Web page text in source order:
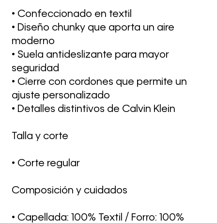
• Confeccionado en textil
• Diseño chunky que aporta un aire
moderno
• Suela antideslizante para mayor
seguridad
• Cierre con cordones que permite un
ajuste personalizado
• Detalles distintivos de Calvin Klein
Talla y corte
• Corte regular
Composición y cuidados
• Capellada: 100% Textil / Forro: 100%